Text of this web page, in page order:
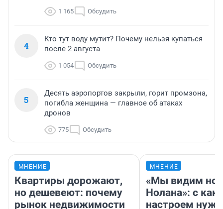
1 165 Обсудить
4
Кто тут воду мутит? Почему нельзя купаться
после 2 августа
1 054 Обсудить
5
Десять аэропортов закрыли, горит промзона,
погибла женщина — главное об атаках
дронов
775 Обсудить
МНЕНИЕ
Квартиры дорожают,
но дешевеют: почему
рынок недвижимости
МНЕНИЕ
«Мы видим
Нолана»: с
настроем